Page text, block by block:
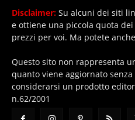
Disclaimer: Su alcuni dei siti
e ottiene una piccola quota
prezzi per voi. Ma potete
Questo sito non rappresenta
quanto viene aggiornato
considerarsi un prodotto
n.62/2001